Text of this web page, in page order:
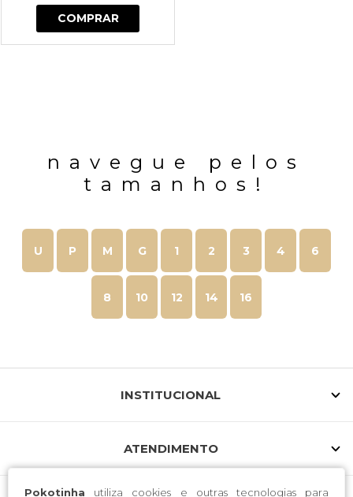
Pokotinha utiliza cookies e outras tecnologias para
COMPRAR
navegue pelos
tamanhos!
U P M G 1 2 3 4 6
8 10 12 14 16
INSTITUCIONAL
ATENDIMENTO